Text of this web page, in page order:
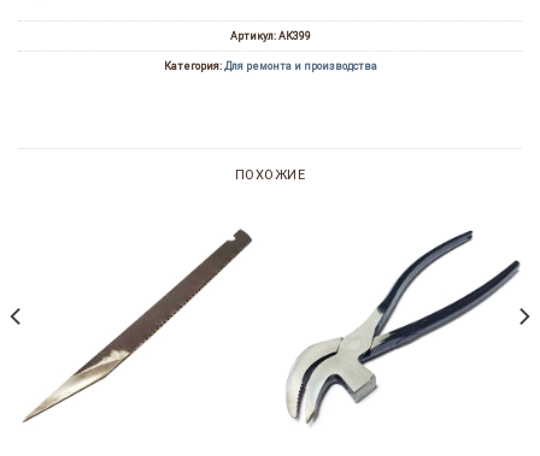
Артикул: АК399
Категория: Для ремонта и производства
ПОХОЖИЕ